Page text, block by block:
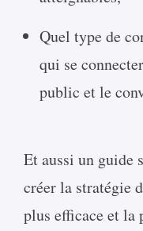
Quel type de
qui se
public et le
Et aussi un guide
créer la stratégie
plus efficace et la